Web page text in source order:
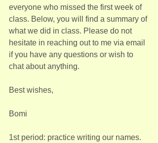
everyone who missed the first week of
class. Below, you will find a summary of
what we did in class. Please do not
hesitate in reaching out to me via email
if you have any questions or wish to
chat about anything.
Best wishes,
Bomi
1st period: practice writing our names.